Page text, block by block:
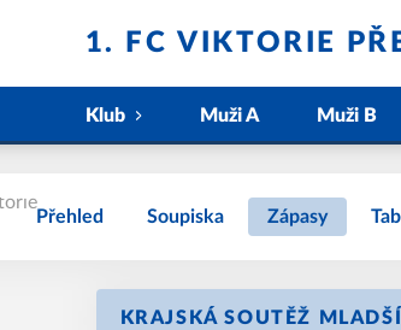
1. FC VIKTORIE
Klub Muži A Muži B
Přehled Soupiska Zápasy
KRAJSKÁ SOUTĚŽ